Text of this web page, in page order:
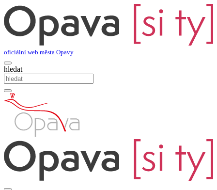
oficiální web města Opavy
hledat